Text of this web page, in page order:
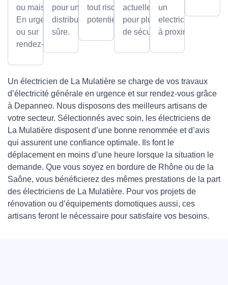
ou maison.
En urgence
ou sur
rendez-vous
pour une
distribution
sûre.
tout risque
potentiel.
actuelles
pour plus
de sécurité.
un
electricien
à proximité
Un électricien de La Mulatière se charge de vos travaux
d’électricité générale en urgence et sur rendez-vous grâce
à Depanneo. Nous disposons des meilleurs artisans de
votre secteur. Sélectionnés avec soin, les électriciens de
La Mulatière disposent d’une bonne renommée et d’avis
qui assurent une confiance optimale. Ils font le
déplacement en moins d’une heure lorsque la situation le
demande. Que vous soyez en bordure de Rhône ou de la
Saône, vous bénéficierez des mêmes prestations de la part
des électriciens de La Mulatière. Pour vos projets de
rénovation ou d’équipements domotiques aussi, ces
artisans feront le nécessaire pour satisfaire vos besoins.